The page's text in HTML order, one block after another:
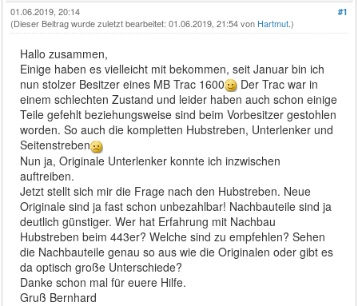
#1
01.06.2019, 20:14
(Dieser Beitrag wurde zuletzt bearbeitet: 01.06.2019, 21:54 von Hartmut.)
Hallo zusammen,
Einige haben es vielleicht mit bekommen, seit Januar bin ich
nun stolzer Besitzer eines MB Trac 1600
Der Trac war in
einem schlechten Zustand und leider haben auch schon einige
Teile gefehlt beziehungsweise sind beim Vorbesitzer gestohlen
worden. So auch die kompletten Hubstreben, Unterlenker und
Seitenstreben
Nun ja, Originale Unterlenker konnte ich inzwischen
auftreiben.
Jetzt stellt sich mir die Frage nach den Hubstreben. Neue
Originale sind ja fast schon unbezahlbar! Nachbauteile sind ja
deutlich günstiger. Wer hat Erfahrung mit Nachbau
Hubstreben beim 443er? Welche sind zu empfehlen? Sehen
die Nachbauteile genau so aus wie die Originalen oder gibt es
da optisch große Unterschiede?
Danke schon mal für euere Hilfe.
Gruß Bernhard